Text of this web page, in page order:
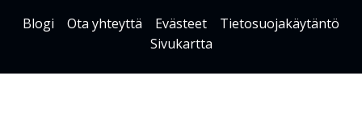
Blogi
Ota yhteyttä Evästeet
Tietosuojakäytäntö
Sivukartta